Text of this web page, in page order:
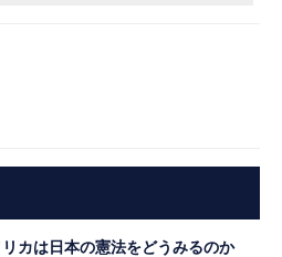
カは日本の憲法をどうみるのか